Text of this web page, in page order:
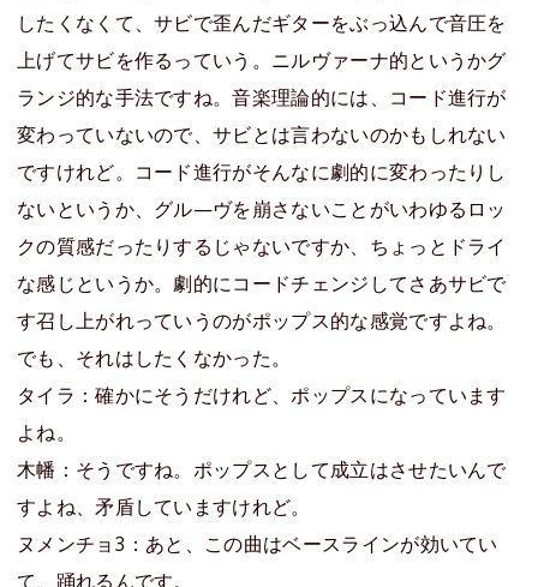
したくなくて、サビで歪んだギターをぶっ込んで音圧を
上げてサビを作るっていう。ニルヴァーナ的というかグ
ランジ的な手法ですね。音楽理論的には、コード進行が
変わっていないので、サビとは言わないのかもしれない
ですけれど。コード進行がそんなに劇的に変わったりし
ないというか、グル—ヴを崩さないことがいわゆるロッ
クの質感だったりするじゃないですか、ちょっとドライ
な感じというか。劇的にコードチェンジしてさあサビで
す召し上がれっていうのがポップス的な感覚ですよね。
でも、それはしたくなかった。
タイラ：確かにそうだけれど、ポップスになっています
よね。
木幡：そうですね。ポップスとして成立はさせたいんで
すよね、矛盾していますけれど。
ヌメンチョ3：あと、この曲はベースラインが効いてい
て、踊れるんです。